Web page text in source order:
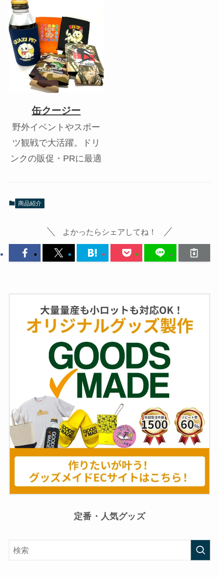
缶クージー
野外イベントやスポー
ツ観戦で大活躍。ドリ
ンクの販促・PRに最適
商品紹介
よかったらシェアしてね！
定番・人気グッズ